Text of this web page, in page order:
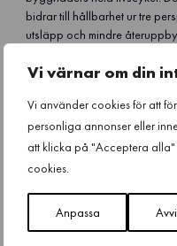
Vi värnar om din
Vi använder cookies för att
personliga annonser eller
att klicka på "Acceptera
cookies.
Anpassa
bidrar till hållbarhet ur tre
utsläpp och mindre
Brandforsk och branschens